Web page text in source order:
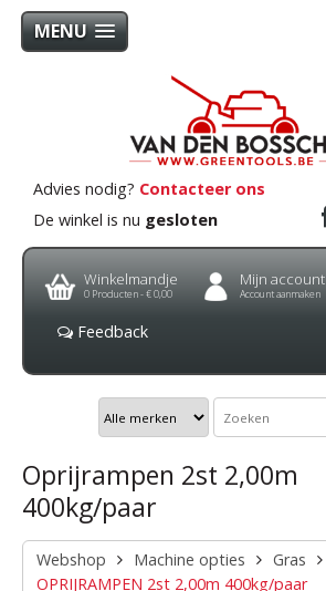
MENU
Advies nodig? Contacteer ons
De winkel is nu gesloten
Winkelmandje
0 Producten -€ 0,00
Mijn account
Account aanmaken
Feedback
Oprijrampen 2st 2,00m
400kg/paar
Webshop Machine opties Gras
OPRIJRAMPEN 2st 2,00m 400kg/paar